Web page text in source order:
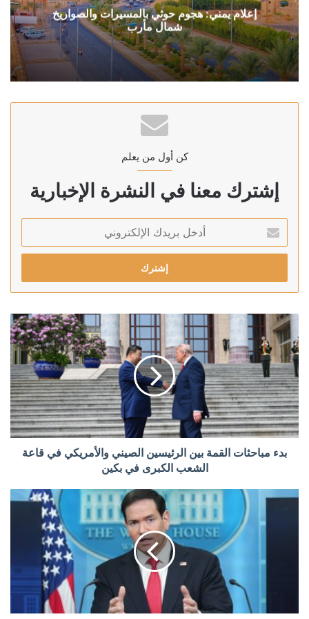
إعلام يمني: هجوم حوثي بالمسيرات والصواريخ
شمال مأرب
كن أول من يعلم
إشترك معنا في النشرة الإخبارية
بريدك
الإلكتروني
بدء مباحثات القمة بين الرئيسين الصيني والأمريكي في قاعة
الشعب الكبرى في بكين